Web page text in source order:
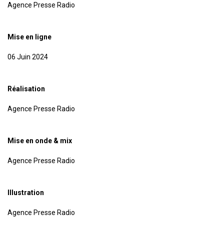
Agence Presse Radio
Mise en ligne
06 Juin 2024
Réalisation
Agence Presse Radio
Mise en onde & mix
Agence Presse Radio
Illustration
Agence Presse Radio